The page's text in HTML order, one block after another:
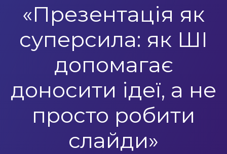
«Презентація як
суперсила: як ШІ
допомагає
доносити ідеї, а не
просто робити
слайди»